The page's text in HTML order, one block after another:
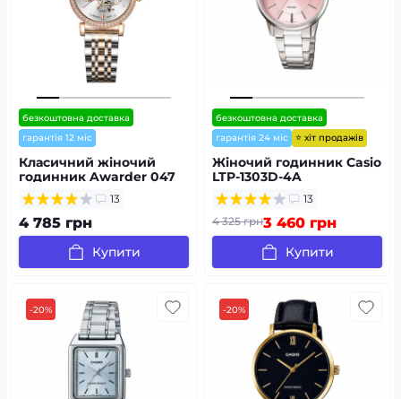
безкоштовна доставка
гарантія 12 міс
Класичний жіночий
годинник Awarder 047
Де би не була13
4 785 грн
Купити
безкоштовна доставка
гарантія 24 міс
⭐ хіт продажів
Жіночий годинник Casio
LTP-1303D-4A
13
4 325 грн3 460 грн
Купити
-20% -20%